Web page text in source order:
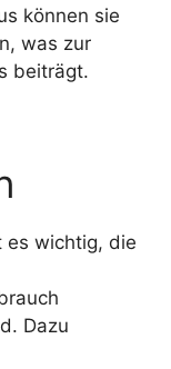
können sie
was zur
beiträgt.
es wichtig, die
Dazu